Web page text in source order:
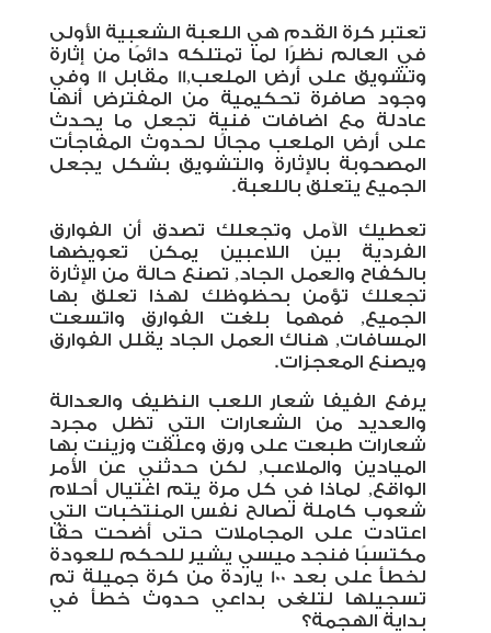
تعتبر كرة القدم هي اللعبة الشعبية الأولى
في العالم نظرًا لما تمتلكه دائمًا من إثارة
وتشويق على أرض الملعب,11 مقابل 11 وفي
وجود صافرة تحكيمية من المفترض أنها
عادلة مع اضافات فنية تجعل ما يحدث
على أرض الملعب مجالًا لحدوث المفاجأت
المصحوبة بالإثارة والتشويق بشكل يجعل
الجميع يتعلق باللعبة.
تعطيك الآمل وتجعلك تصدق أن الفوارق
الفردية بين اللاعبين يمكن تعويضها
بالكفاح والعمل الجاد, تصنع حالة من الإثارة
تجعلك تؤمن بحظوظك لهذا تعلق بها
الجميع, فمهما بلغت الفوارق واتسعت
المسافات, هناك العمل الجاد يقلل الفوارق
ويصنع المعجزات.
يرفع الفيفا شعار اللعب النظيف والعدالة
والعديد من الشعارات التي تظل مجرد
شعارات طبعت على ورق وعلقت وزينت بها
الميادين والملاعب, لكن حدثني عن الأمر
الواقع, لماذا في كل مرة يتم اغتيال أحلام
شعوب كاملة لصالح نفس المنتخبات التي
اعتادت على المجاملات حتى أضحت حقًا
مكتسبًا فنجد ميسي يشير للحكم للعودة
لخطأ على بعد 100 ياردة من كرة جميلة تم
تسجيلها لتلغى بداعي حدوث خطأ في
بداية الهجمة؟